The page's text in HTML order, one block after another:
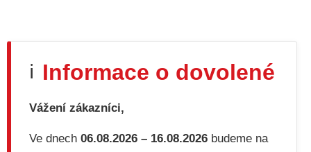
ℹ️ Informace o dovolené
Vážení zákazníci,
Ve dnech 06.08.2026 – 16.08.2026 budeme na